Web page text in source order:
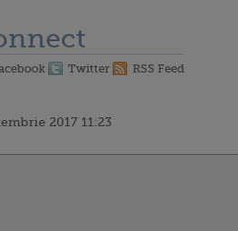
Twitter RSS Feed
2017 11:23